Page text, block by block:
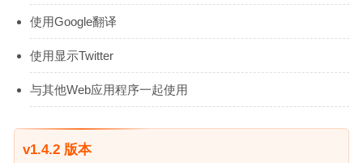
使用Google翻译
使用显示Twitter
与其他Web应用程序一起使用
v1.4.2 版本